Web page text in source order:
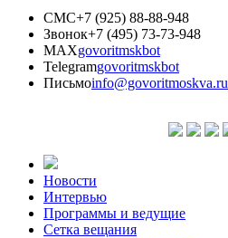
СМС+7 (925) 88-88-948
Звонок+7 (495) 73-73-948
MAXgovoritmskbot
Telegramgovoritmskbot
Письмоinfo@govoritmoskva.ru
Новости
Интервью
Программы и ведущие
Сетка вещания